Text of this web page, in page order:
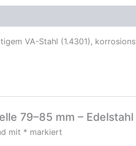
VA-Stahl (1.4301),
79–85 mm – Edelstahl
mit * markiert